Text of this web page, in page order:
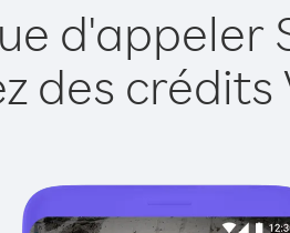
d'appeler
des